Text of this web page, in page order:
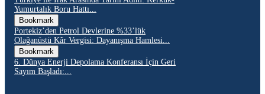
Yumurtalık Boru Hattı...
Bookmark
Portekiz’den Petrol Devlerine %33’lük
Olağanüstü Kâr Vergisi: Dayanışma Hamlesi...
Bookmark
6. Dünya Enerji Depolama Konferansı İçin Geri
Sayım Başladı:...